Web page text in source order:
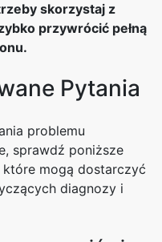
skorzystaj z
przywrócić pełną
Pytania
problemu
sprawdź poniższe
które mogą dostarczyć
diagnozy i